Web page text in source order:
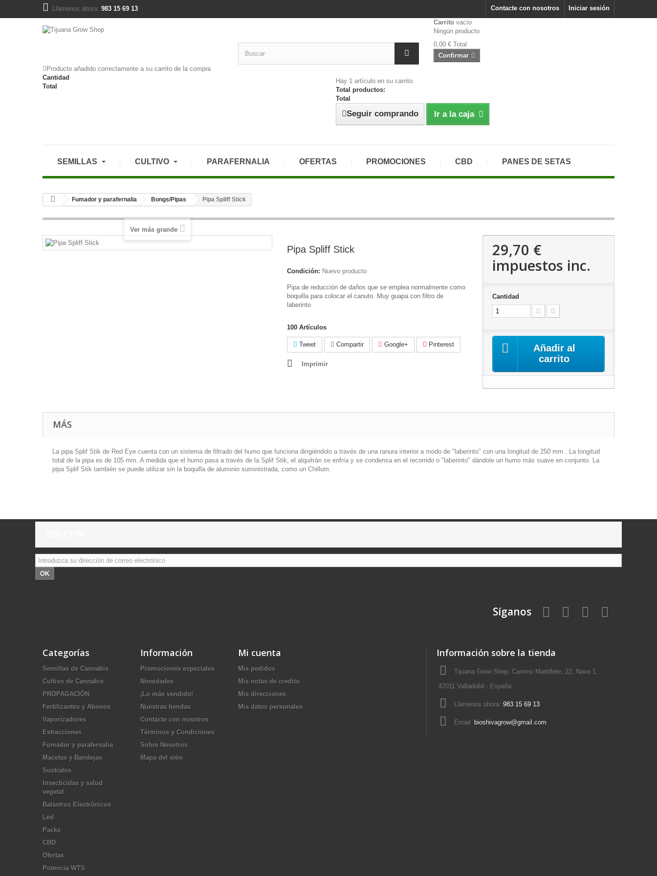
Iniciar sesión
Contacte con nosotros
Llámenos ahora: 983 15 69 13
Carrito vacío
Ningún producto
0,00 € Total
Confirmar
Producto añadido correctamente a su carrito de la compra
Cantidad
Total
Hay 1 artículo en su carrito.
Total productos:
Total
Seguir comprando Ir a la caja
SEMILLAS CULTIVO PARAFERNALIA OFERTAS PROMOCIONES CBD PANES DE SETAS
Fumador y parafernalia Bongs/Pipas Pipa Spliff Stick
Ver más grande
Pipa Spliff Stick
Condición: Nuevo producto
Pipa de reducción de daños que se emplea normalmente como
boquilla para colocar el canuto. Muy guapa con filtro de
laberinto
100 Artículos
Tweet Compartir Google+ Pinterest
Imprimir
29,70 €
impuestos inc.
Cantidad
Añadir al
carrito
MÁS
La pipa Splif Stik de Red Eye cuenta con un sistema de filtrado del humo que funciona dirigiéndolo a través de una ranura interior a modo de "laberinto" con una longitud de 250 mm . La longitud
total de la pipa es de 105 mm. A medida que el humo pasa a través de la Splif Stik, el alquitrán se enfría y se condensa en el recorrido o "laberinto" dándole un humo más suave en conjunto. La
pipa Splif Stik también se puede utilizar sin la boquilla de aluminio suministrada, como un Chillum.
OK
Síganos
Categorías
Semillas de Cannabis
Cultivo de Cannabis
PROPAGACIÓN
Fertilizantes y Abonos
Vaporizadores
Extracciones
Fumador y parafernalia
Macetas y Bandejas
Sustratos
Insecticidas y salud
vegetal
Balastros Electrónicos
Led
Packs
CBD
Ofertas
Potencia WTS
Información
Promociones especiales
Novedades
¡Lo más vendido!
Nuestras tiendas
Contacte con nosotros
Términos y Condiciones
Sobre Nosotros
Mapa del sitio
Mi cuenta
Mis pedidos
Mis notas de credito
Mis direcciones
Mis datos personales
Información sobre la tienda
Tijuana Grow Shop, Camino Martillete, 22, Nave 1,
47011 Valladolid - España
Llámenos ahora: 983 15 69 13
Email: bioshivagrow@gmail.com